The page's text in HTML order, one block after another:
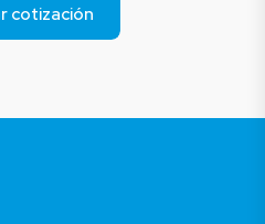
cotización